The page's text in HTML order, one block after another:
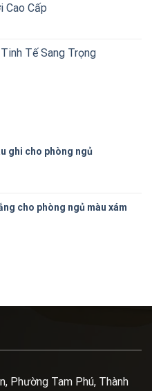
Cao Cấp
Tế Sang Trọng
ghi cho phòng ngủ
cho phòng ngủ màu xám
Phường Tam Phú, Thành